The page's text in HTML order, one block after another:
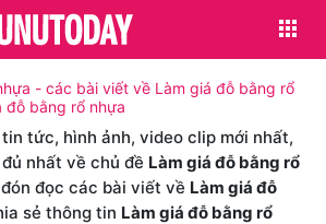
- các bài viết về Làm giá đỗ bằng rổ
đỗ bằng rổ nhựa
tức, hình ảnh, video clip mới nhất,
nhất về chủ đề Làm giá đỗ bằng rổ
đọc các bài viết về Làm giá đỗ
sẻ thông tin Làm giá đỗ bằng rổ